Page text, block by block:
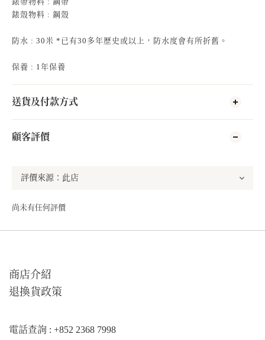
錶殼物料 : 鋼殼
防水 : 30米 *已有30多年歷史或以上，防水度會有所折舊。
保養 : 1年保養
送貨及付款方式
顧客評價
尚未有任何評價
商店介紹
退換貨政策
電話查詢 : +852 2368 7998